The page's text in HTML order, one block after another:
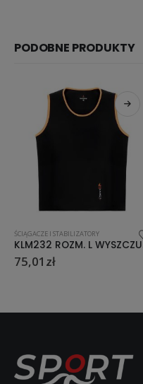
PODOBNE PRODUKTY
KLM232 ROZM. L WYSZCZUPLAJĄCA KOSZULKA MĘSKA HMS
HANTLE